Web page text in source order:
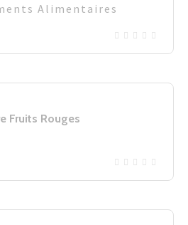
Alimentaires
Fruits Rouges